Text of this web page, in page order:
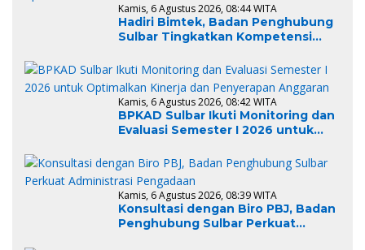
Kamis, 6 Agustus 2026, 08:44 WITA
Hadiri Bimtek, Badan Penghubung
Sulbar Tingkatkan Kompetensi
PPN Gunakan Aplikasi Coretax
Kamis, 6 Agustus 2026, 08:42 WITA
BPKAD Sulbar Ikuti Monitoring dan
Evaluasi Semester I 2026 untuk
Penyerapan Anggaran
Kamis, 6 Agustus 2026, 08:39 WITA
Konsultasi dengan Biro PBJ, Badan
Penghubung Sulbar Perkuat